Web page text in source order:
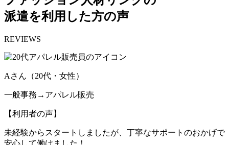
派遣を利用した方の声
REVIEWS
Aさん（20代・女性）
一般事務→アパレル販売
【利用者の声】
未経験からスタートしましたが、丁寧なサポートのおかげで